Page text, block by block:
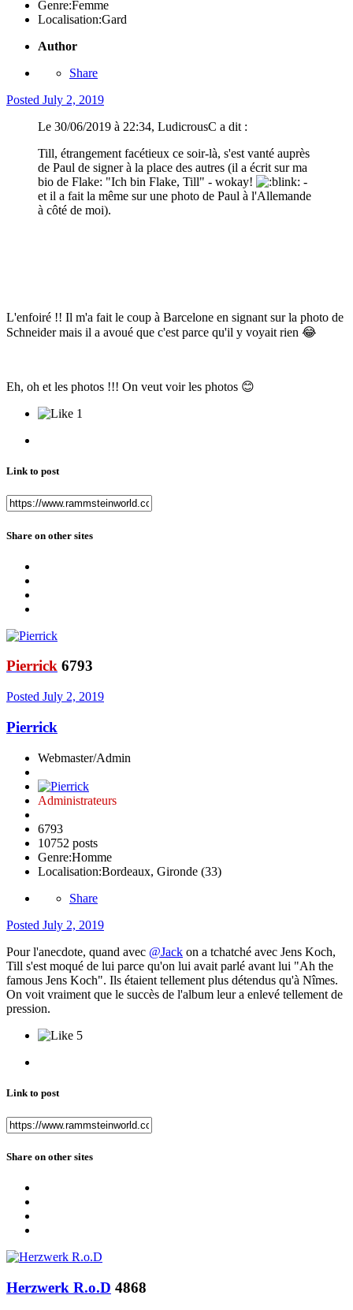
Genre:Femme
Localisation:Gard
Author
Share
Posted July 2, 2019
Le 30/06/2019 à 22:34, LudicrousC a dit :
Till, étrangement facétieux ce soir-là, s'est vanté auprès
de Paul de signer à la place des autres (il a écrit sur ma
bio de Flake: "Ich bin Flake, Till" - wokay!
-
et il a fait la même sur une photo de Paul à l'Allemande
à côté de moi).
L'enfoiré !! Il m'a fait le coup à Barcelone en signant sur la photo de
Schneider mais il a avoué que c'est parce qu'il y voyait rien 😂
Eh, oh et les photos !!! On veut voir les photos 😊
1
Link to post
Share on other sites
Pierrick 6793
Posted July 2, 2019
Pierrick
Webmaster/Admin
Administrateurs
6793
10752 posts
Genre:Homme
Localisation:Bordeaux, Gironde (33)
Share
Posted July 2, 2019
Pour l'anecdote, quand avec @Jack on a tchatché avec Jens Koch,
Till s'est moqué de lui parce qu'on lui avait parlé avant lui "Ah the
famous Jens Koch". Ils étaient tellement plus détendus qu'à Nîmes.
On voit vraiment que le succès de l'album leur a enlevé tellement de
pression.
5
Link to post
Share on other sites
Herzwerk R.o.D 4868